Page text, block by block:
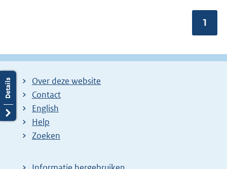
1
Over deze website
Contact
English
Help
Zoeken